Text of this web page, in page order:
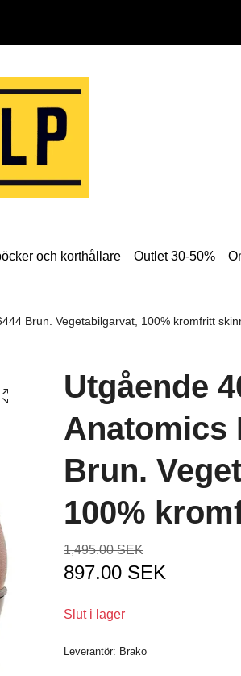
och korthållare Outlet 30-50%
Brun. Vegetabilgarvat, 100% kromfritt
Utgående
Anatomics
Brun.
100%
1,495.00 SEK
897.00 SEK
Slut i lager
Leverantör: Brako